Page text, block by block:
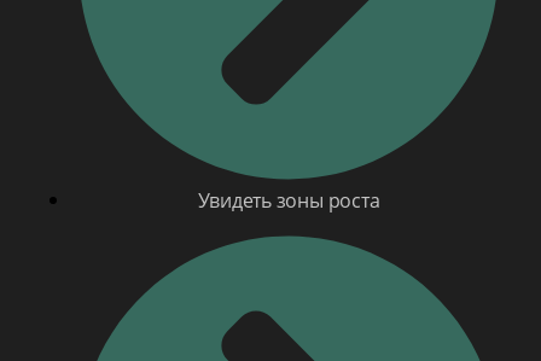
Увидеть зоны роста